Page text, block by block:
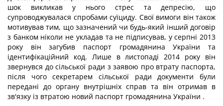
шок викликав у нього стрес та депресію, що
супроводжувалася спробами суїциду. Свої вимоги він також
мотивував тим, що зазначений чи будь-який інший договір
з банком ніколи не укладав та не підписував, у серпні 2013
року він загубив паспорт громадянина України та
ідентифікаційний код. Лише в листопаді 2014 року він
звернувся до сільської ради з заявою про втрату паспорта,
після чого секретарем сільської ради документи були
передані до органу внутрішніх справ та він отримав в
зв'язку із втратою новий паспорт громадянина України .